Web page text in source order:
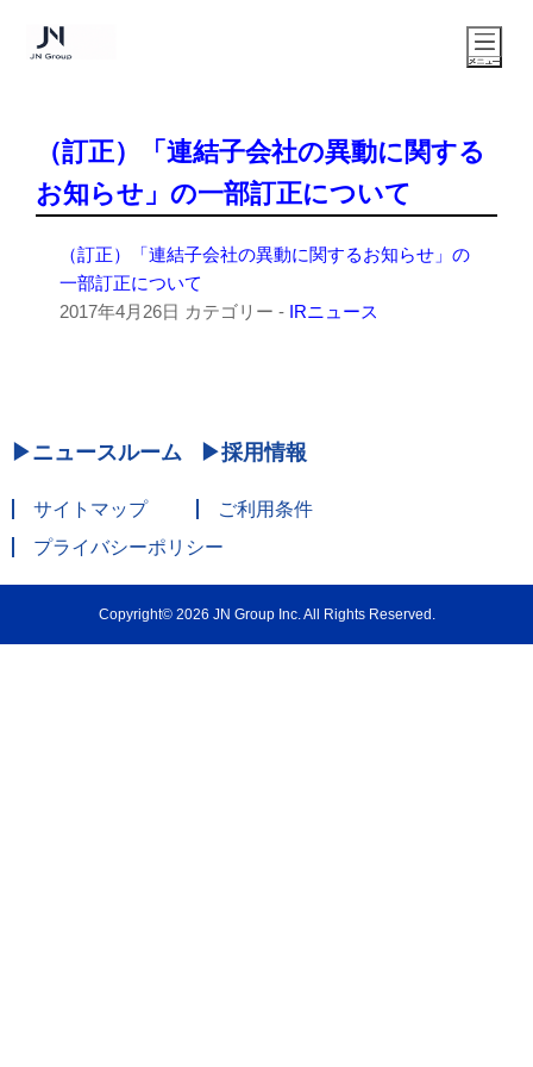
（訂正）「連結子会社の異動に関する
お知らせ」の一部訂正について
（訂正）「連結子会社の異動に関するお知らせ」の
一部訂正について
2017年4月26日 カテゴリー - IRニュース
ニュースルーム 採用情報
サイトマップ
ご利用条件
プライバシーポリシー
Copyright© 2026 JN Group Inc. All Rights Reserved.